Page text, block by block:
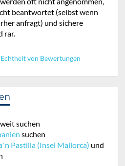
beantwortet (selbst wenn
anfragt) und sichere
rar.
von Bewertungen
suchen
suchen
Pastilla (Insel Mallorca) und